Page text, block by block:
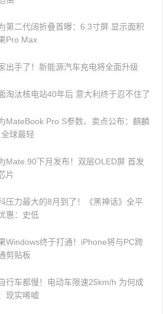
第二代阔折叠首曝：6.3寸屏 显示面积
Pro Max
出手了！新能源汽车充电将全面升级
淘汰核电站40年后 意大利终于忍不住了
MateBook Pro S参数、卖点公布：麒麟
球最轻
Mate 90下月发布！双层OLED屏 首发
片
压力最大的8月到了！《黑神话》全平
惠：史低
Windows终于打通！iPhone将与PC跨
剪贴板
行车都慢！电动车限速25km/h 为何成
现实唏嘘